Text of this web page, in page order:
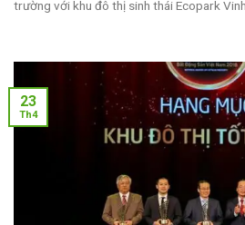
trường với khu đô thị sinh thái Ecopark
23
Th4